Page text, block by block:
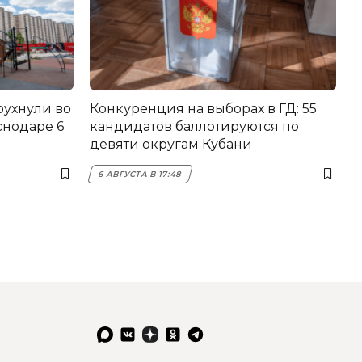
во
6
Конкуренция на выборах в ГД: 55
кандидатов баллотируются по
девяти округам Кубани
6 АВГУСТА В 17:48